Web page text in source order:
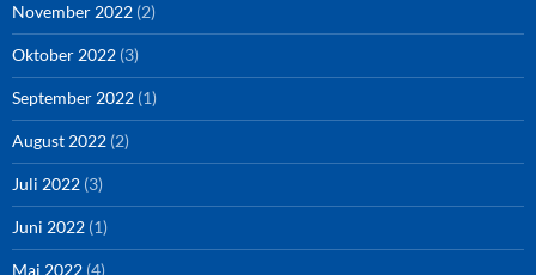
November 2022 (2)
Oktober 2022 (3)
September 2022 (1)
August 2022 (2)
Juli 2022 (3)
Juni 2022 (1)
Mai 2022 (4)